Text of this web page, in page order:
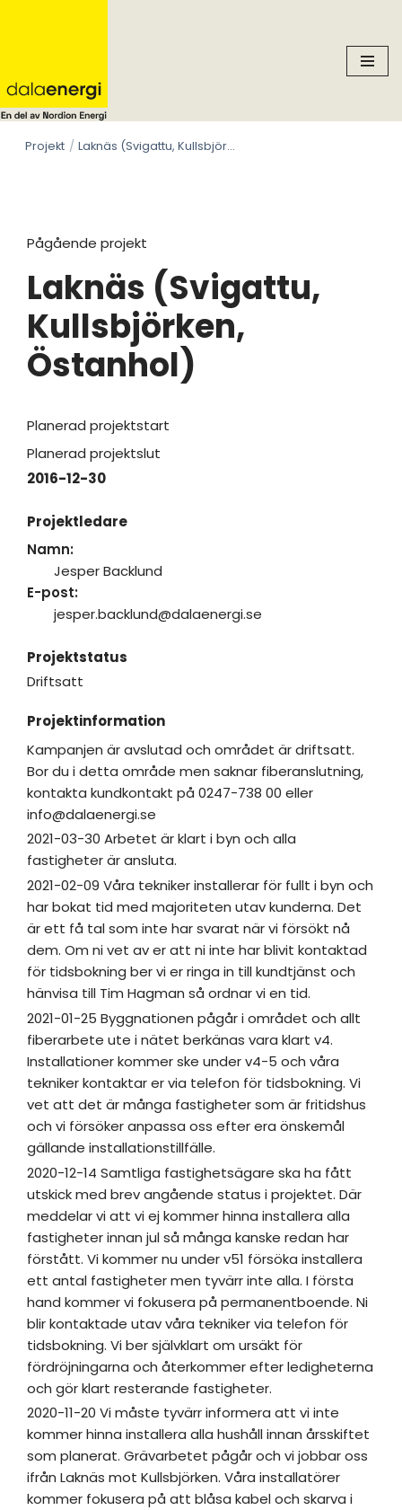
content
Projekt Laknäs (Svigattu, Kullsbjörken, Östanhol)
Pågående projekt
Laknäs (Svigattu,
Kullsbjörken,
Östanhol)
Planerad projektstart
Planerad projektslut
2016-12-30
Projektledare
Namn:
Jesper Backlund
E-post:
jesper.backlund@dalaenergi.se
Projektstatus
Driftsatt
Projektinformation
Kampanjen är avslutad och området är driftsatt.
Bor du i detta område men saknar fiberanslutning,
kontakta kundkontakt på 0247-738 00 eller
info@dalaenergi.se
2021-03-30 Arbetet är klart i byn och alla
fastigheter är ansluta.
2021-02-09 Våra tekniker installerar för fullt i byn och
har bokat tid med majoriteten utav kunderna. Det
är ett få tal som inte har svarat när vi försökt nå
dem. Om ni vet av er att ni inte har blivit kontaktad
för tidsbokning ber vi er ringa in till kundtjänst och
hänvisa till Tim Hagman så ordnar vi en tid.
2021-01-25 Byggnationen pågår i området och allt
fiberarbete ute i nätet berkänas vara klart v4.
Installationer kommer ske under v4-5 och våra
tekniker kontaktar er via telefon för tidsbokning. Vi
vet att det är många fastigheter som är fritidshus
och vi försöker anpassa oss efter era önskemål
gällande installationstillfälle.
2020-12-14 Samtliga fastighetsägare ska ha fått
utskick med brev angående status i projektet. Där
meddelar vi att vi ej kommer hinna installera alla
fastigheter innan jul så många kanske redan har
förstått. Vi kommer nu under v51 försöka installera
ett antal fastigheter men tyvärr inte alla. I första
hand kommer vi fokusera på permanentboende. Ni
blir kontaktade utav våra tekniker via telefon för
tidsbokning. Vi ber självklart om ursäkt för
fördröjningarna och återkommer efter ledigheterna
och gör klart resterande fastigheter.
2020-11-20 Vi måste tyvärr informera att vi inte
kommer hinna installera alla hushåll innan årsskiftet
som planerat. Grävarbetet pågår och vi jobbar oss
ifrån Laknäs mot Kullsbjörken. Våra installatörer
kommer fokusera på att blåsa kabel och skarva i